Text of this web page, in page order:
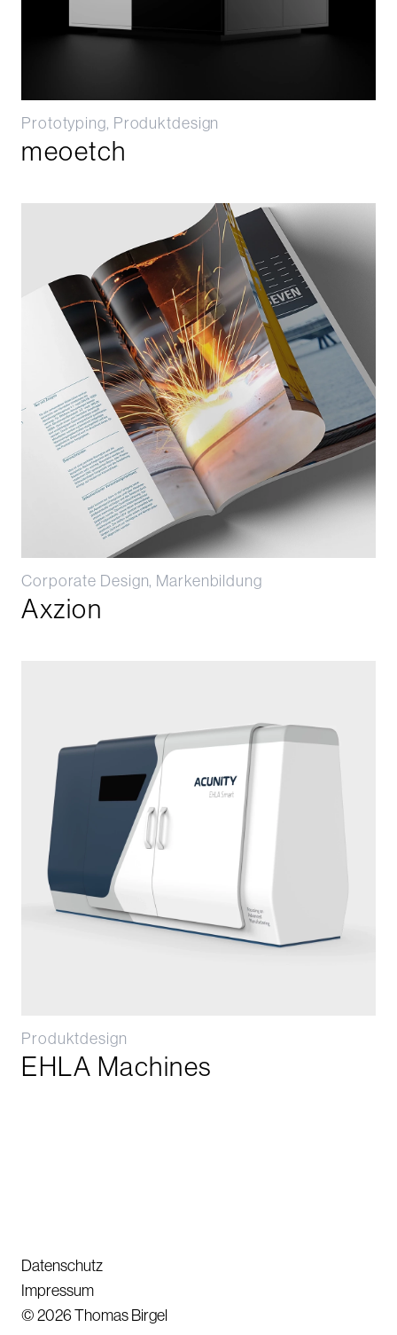
Prototyping, Produktdesign
meoetch
Corporate Design, Markenbildung
Axzion
Produktdesign
EHLA Machines
Datenschutz
Impressum
© 2026 Thomas Birgel